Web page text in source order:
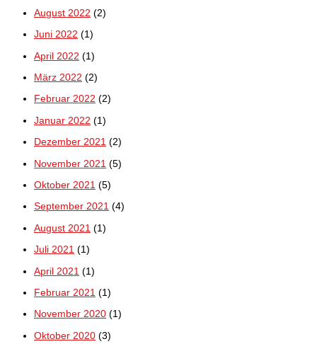
August 2022 (2)
Juni 2022 (1)
April 2022 (1)
März 2022 (2)
Februar 2022 (2)
Januar 2022 (1)
Dezember 2021 (2)
November 2021 (5)
Oktober 2021 (5)
September 2021 (4)
August 2021 (1)
Juli 2021 (1)
April 2021 (1)
Februar 2021 (1)
November 2020 (1)
Oktober 2020 (3)